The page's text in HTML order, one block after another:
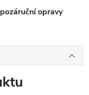
opravy